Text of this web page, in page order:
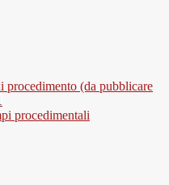
procedimento (da pubblicare
procedimentali